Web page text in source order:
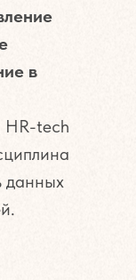
в
HR-tech
данных